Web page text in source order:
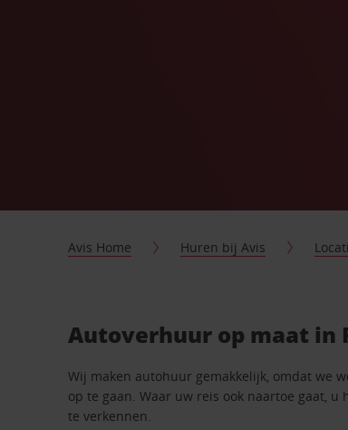
Avis Home Huren bij Avis
Autoverhuur op maat in
Wij maken autohuur gemakkelijk, omdat we
op te gaan. Waar uw reis ook naartoe gaat,
te verkennen.